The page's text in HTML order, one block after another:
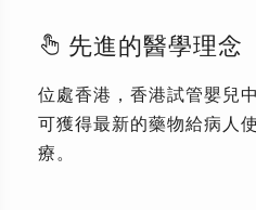
先進的醫學理念
位處香港，香港試管嬰兒
可獲得最新的藥物給病人
療。